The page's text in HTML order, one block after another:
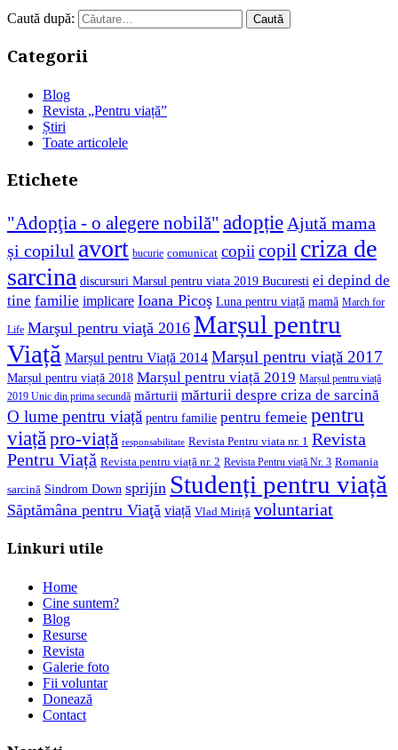
Caută după:
Categorii
Blog
Revista „Pentru viață”
Știri
Toate articolele
Etichete
"Adopţia - o alegere nobilă" adopție Ajută mama
și copilul avort bucurie comunicat copii copil criza de
sarcina discursuri Marsul pentru viata 2019 Bucuresti ei depind de
tine familie implicare Ioana Picoş Luna pentru viață mamă March for
Life Marşul pentru viaţă 2016 Marșul pentru
Viață Marșul pentru Viață 2014 Marșul pentru viață 2017
Marșul pentru viață 2018 Marșul pentru viață 2019 Marșul pentru viață
2019 Unic din prima secundă mărturii mărturii despre criza de sarcină
O lume pentru viață pentru familie pentru femeie pentru
viață pro-viață responsabilitate Revista Pentru viata nr. 1 Revista
Pentru Viață Revista pentru viață nr. 2 Revista Pentru viață Nr. 3 Romania
sarcină Sindrom Down sprijin Studenți pentru viață
Săptămâna pentru Viaţă viață Vlad Miriță voluntariat
Linkuri utile
Home
Cine suntem?
Blog
Resurse
Revista
Galerie foto
Fii voluntar
Donează
Contact